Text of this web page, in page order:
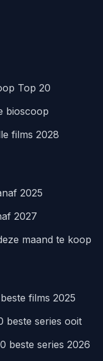
Top 20
bioscoop
films 2028
2025
2027
maand te koop
films 2025
beste series ooit
beste series 2026